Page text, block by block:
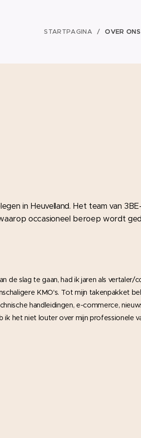
STARTPAGINA OVER ONS
in Heuvelland. Het team van
occasioneel beroep wordt
de slag te gaan, had ik jaren als
KMO's. Tot mijn takenpakket
handleidingen, e-commerce,
ik het niet louter over mijn professionele